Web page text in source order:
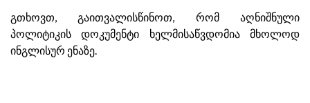
გთხოვთ, გაითვალისწინოთ, რომ აღნიშნული
პოლიტიკის დოკუმენტი ხელმისაწვდომია მხოლოდ
ინგლისურ ენაზე.